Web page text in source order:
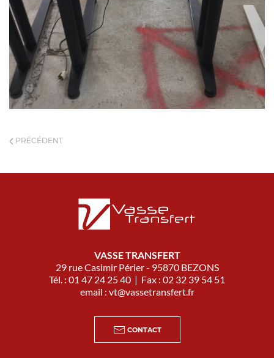
PRÉCÉDENT
VASSE TRANSFERT
29 rue Casimir Périer - 95870 BEZONS
Tél. : 01 47 24 25 40 | Fax : 02 32 39 54 51
email : vt@vassetransfert.fr
CONTACT